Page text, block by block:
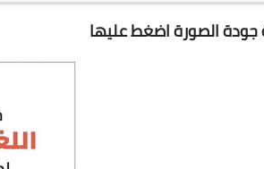
جودة الصورة اضغط عليها